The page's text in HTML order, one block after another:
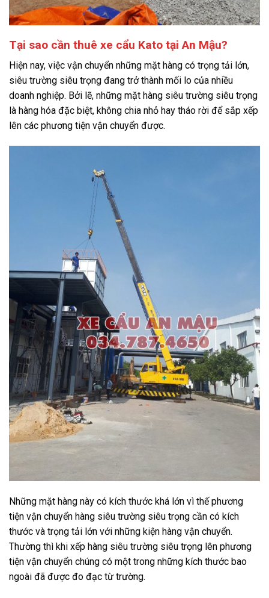
Tại sao cần thuê xe cẩu Kato tại An Mậu?
Hiện nay, việc vận chuyển những mặt hàng có trọng tải lớn,
siêu trường siêu trọng đang trở thành mối lo của nhiều
doanh nghiệp. Bởi lẽ, những mặt hàng siêu trường siêu trọng
là hàng hóa đặc biệt, không chia nhỏ hay tháo rời để sắp xếp
lên các phương tiện vận chuyển được.
Những mặt hàng này có kích thước khá lớn vì thế phương
tiện vận chuyển hàng siêu trường siêu trọng cần có kích
thước và trọng tải lớn với những kiện hàng vận chuyển.
Thường thì khi xếp hàng siêu trường siêu trọng lên phương
tiện vận chuyển chúng có một trong những kích thước bao
ngoài đã được đo đạc từ trường.